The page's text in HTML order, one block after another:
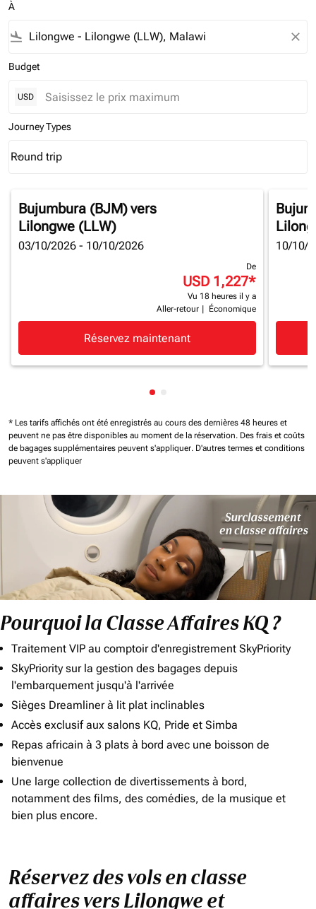
À
flight_land close
Budget
USD
Journey Types
Journey Types option Round trip Selected
Round trip
keyboard_arrow_down
Bujumbura (BJM)vers
Lilongwe (LLW)
03/10/2026 - 10/10/2026
De
USD 1,227*
Vu 18 heures il y a
Aller-retour
Économique
Réservez maintenant
10/10/
Affichage de cmp-pagination-
* Les tarifs affichés ont été enregistrés au cours des dernières 48 heures et
peuvent ne pas être disponibles au moment de la réservation. Des frais et coûts
de bagages supplémentaires peuvent s'appliquer. D'autres termes et conditions
peuvent s'appliquer
Pourquoi la Classe Affaires KQ ?
Traitement VIP au comptoir d'enregistrement SkyPriority
SkyPriority sur la gestion des bagages depuis
l'embarquement jusqu'à l'arrivée
Sièges Dreamliner à lit plat inclinables
Accès exclusif aux salons KQ, Pride et Simba
Repas africain à 3 plats à bord avec une boisson de
bienvenue
Une large collection de divertissements à bord,
notamment des films, des comédies, de la musique et
bien plus encore.
Réservez des vols en classe
affaires vers Lilongwe et